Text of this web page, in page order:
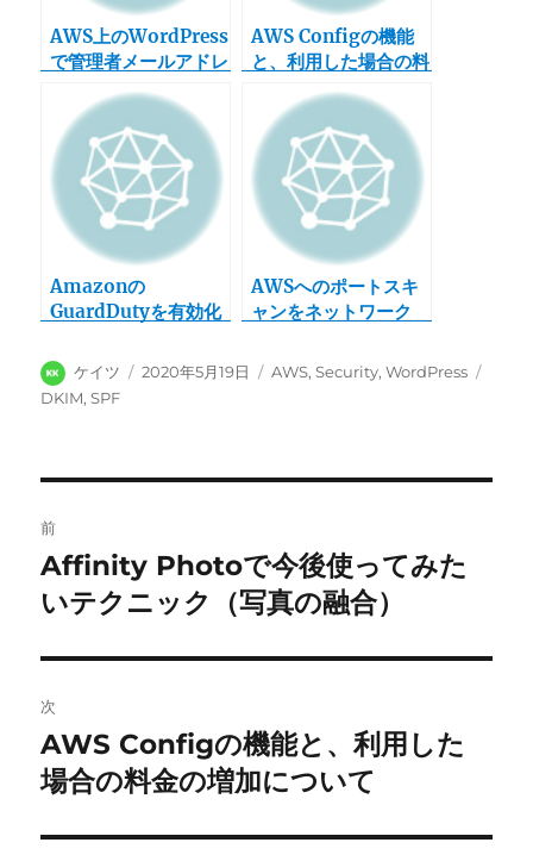
AWS上のWordPress
で管理者メールアドレ
AWS Configの機能
と、利用した場合の料
Amazonの
GuardDutyを有効化
知状況）
AWSへのポートスキ
ャンをネットワーク
投
稿
ケイツ
投
2020年5月19日
カ
AWS,Security,WordPress
DKIM,SPF
稿
ナ
ビ
ゲ
ー
シ
前
前
の
稿:
Affinity Photoで今後使ってみた
いテクニック（写真の融合）
次
次
の
稿:
AWS Configの機能と、利用した
場合の料金の増加について